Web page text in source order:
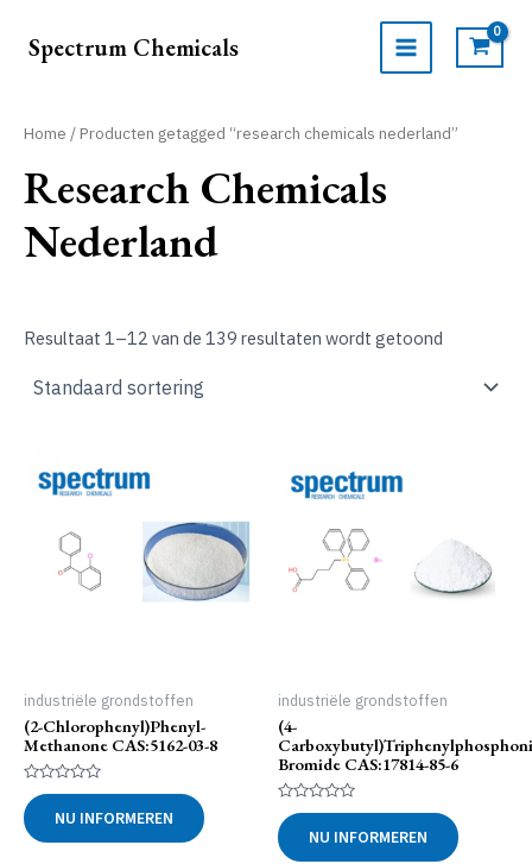
naarSpectrum Chemicals
MAIN
Home / Producten getagged “research chemicals nederland”
Research Chemicals
Nederland
Resultaat 1–12 van de 139 resultaten wordt getoond
industriële grondstoffen
(2-Chlorophenyl)phenyl-
Methanone CAS:5162-03-8
Gewaardeerd
0
uit
5
NU INFORMEREN
industriële grondstoffen
(4-
Bromide CAS:17814-85-6
Gewaardeerd
0
uit
5
NU INFORMEREN